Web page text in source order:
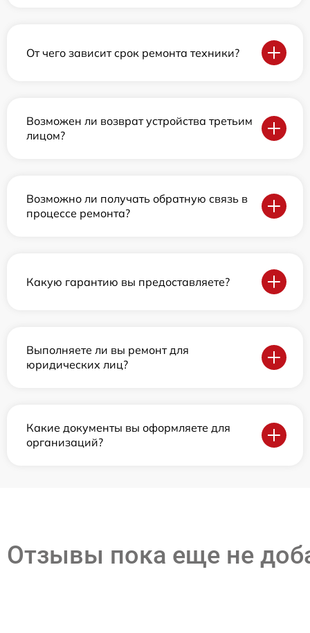
От чего зависит срок ремонта техники?
Возможен ли возврат устройства третьим
лицом?
Возможно ли получать обратную связь в
процессе ремонта?
Какую гарантию вы предоставляете?
Выполняете ли вы ремонт для
юридических лиц?
Какие документы вы оформляете для
организаций?
Отзывы пока еще не